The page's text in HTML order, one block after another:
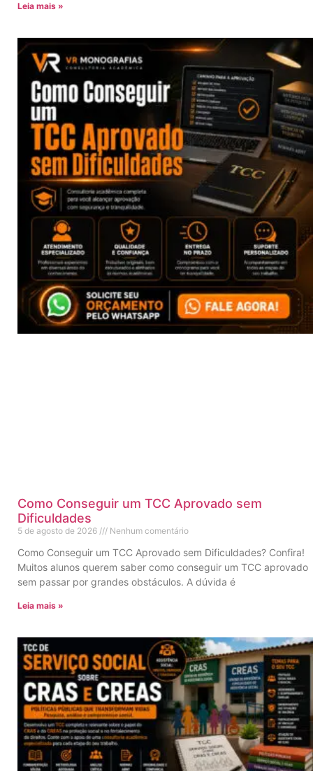
Leia mais »
Como Conseguir um TCC Aprovado sem
Dificuldades
5 de agosto de 2026 Nenhum comentário
Como Conseguir um TCC Aprovado sem Dificuldades? Confira!
Muitos alunos querem saber como conseguir um TCC aprovado
sem passar por grandes obstáculos. A dúvida é
Leia mais »